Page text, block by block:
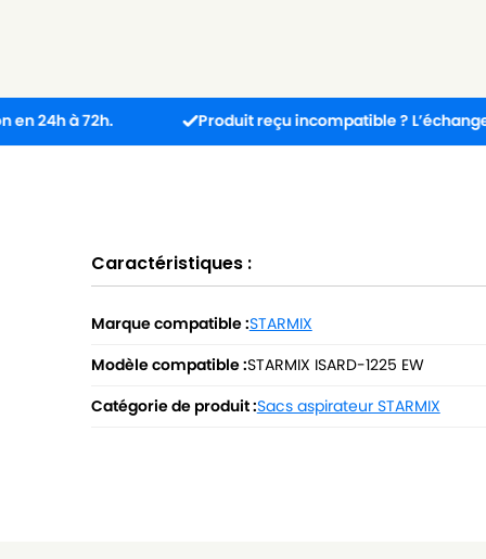
72h. Produit reçu incompatible ? L’échange est
Caractéristiques :
Marque compatible :STARMIX
Modèle compatible :STARMIX ISARD-1225 EW
Catégorie de produit :Sacs aspirateur STARMIX